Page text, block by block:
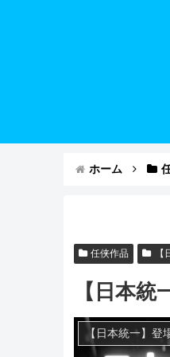
ホーム
任侠作品
【日本
【日本統一】登